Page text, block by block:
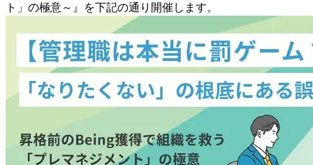
ト」の極意～』を下記の通り開催します。